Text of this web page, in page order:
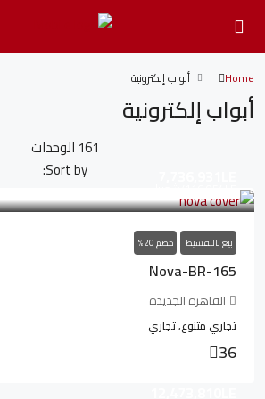
Home أبواب إلكترونية
أبواب إلكترونية
161 الوحدات
Sort by:
بيع بالتقسيط خصم 20%
Nova-BR-165
القاهرة الجديدة
تجاري متنوع, تجاري
36